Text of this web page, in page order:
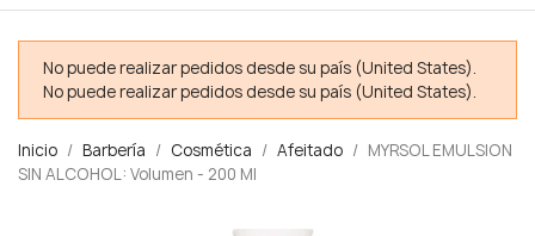
No puede realizar pedidos desde su país (United States).
No puede realizar pedidos desde su país (United States).
Inicio Barbería Cosmética Afeitado
MYRSOL EMULSION
SIN ALCOHOL: Volumen - 200 Ml